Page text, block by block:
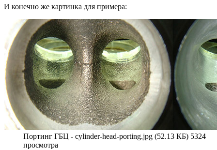
И конечно же картинка для примера:
Портинг ГБЦ - cylinder-head-porting.jpg (52.13 КБ) 5324
просмотра